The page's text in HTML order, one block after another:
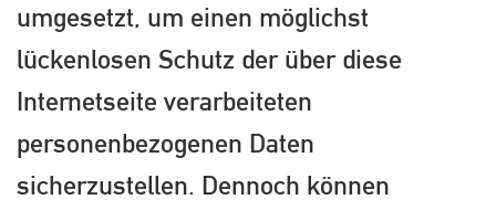
umgesetzt, um einen möglichst
lückenlosen Schutz der über diese
Internetseite verarbeiteten
personenbezogenen Daten
sicherzustellen. Dennoch können